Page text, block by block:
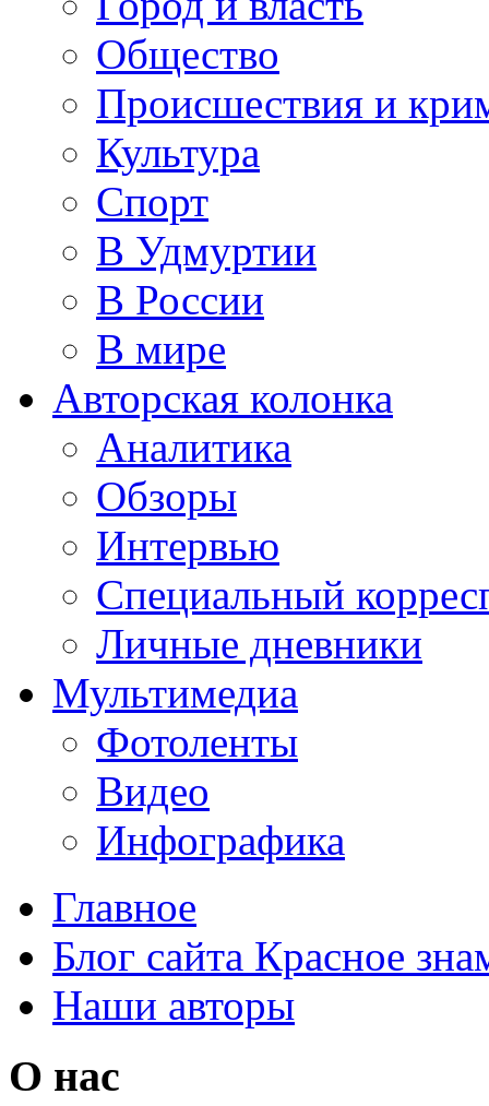
Общество
Происшествия и
Культура
Спорт
В Удмуртии
В России
В мире
Авторская колонка
Аналитика
Обзоры
Интервью
Специальный
Личные дневники
Мультимедиа
Фотоленты
Видео
Инфографика
Главное
Блог сайта Красное
Наши авторы
О нас